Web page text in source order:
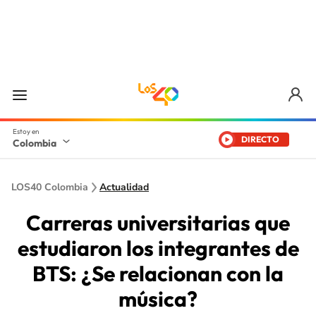
Colombia DIRECTO
LOS40 Colombia Actualidad
Carreras universitarias que
estudiaron los integrantes de
BTS: ¿Se relacionan con la
música?